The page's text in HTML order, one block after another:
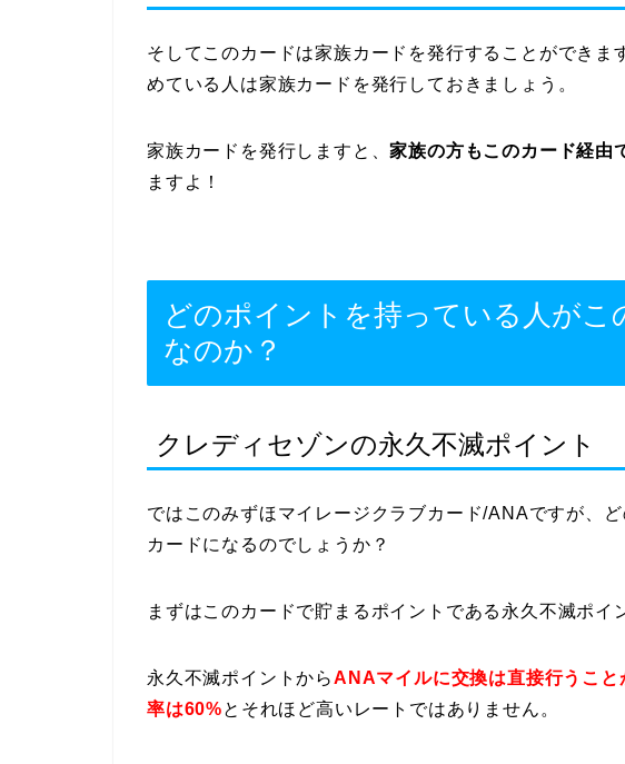
そしてこのカードは家族カードを発行することができま
めている人は家族カードを発行しておきましょう。
家族カードを発行しますと、家族の方もこのカード経由
ますよ！
どのポイントを持っている人がこ
なのか？
クレディセゾンの永久不滅ポイント
ではこのみずほマイレージクラブカード/ANAですが、
カードになるのでしょうか？
まずはこのカードで貯まるポイントである永久不滅ポイ
永久不滅ポイントからANAマイルに交換は直接行うこ
率は60%とそれほど高いレートではありません。